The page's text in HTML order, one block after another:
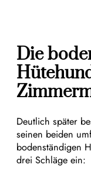
Die
Deutlich später
seinen beiden
bodenständigen
drei Schläge ein: